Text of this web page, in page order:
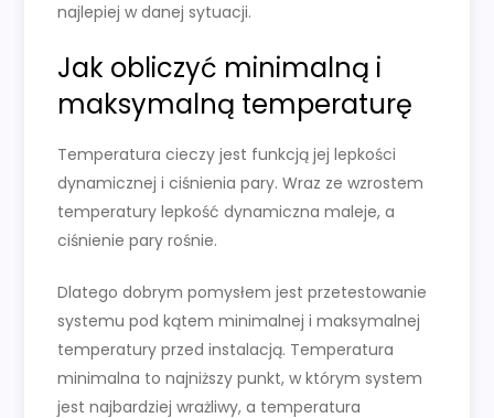
najlepiej w danej sytuacji.
Jak obliczyć minimalną i
maksymalną temperaturę
Temperatura cieczy jest funkcją jej lepkości
dynamicznej i ciśnienia pary. Wraz ze wzrostem
temperatury lepkość dynamiczna maleje, a
ciśnienie pary rośnie.
Dlatego dobrym pomysłem jest przetestowanie
systemu pod kątem minimalnej i maksymalnej
temperatury przed instalacją. Temperatura
minimalna to najniższy punkt, w którym system
jest najbardziej wrażliwy, a temperatura